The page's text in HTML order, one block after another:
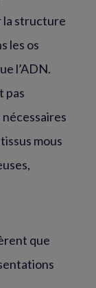
la structure
les os
l’ADN.
pas
mous
que